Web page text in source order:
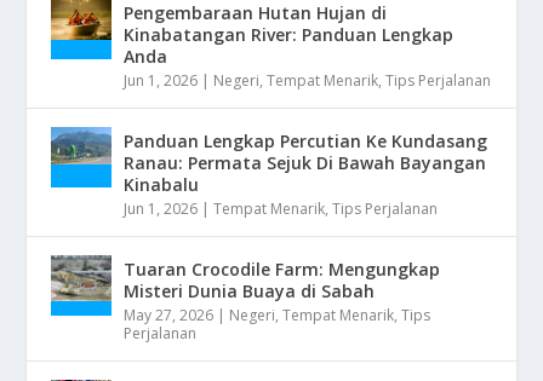
Pengembaraan Hutan Hujan di
Kinabatangan River: Panduan Lengkap
Anda
Jun 1, 2026 | Negeri,Tempat Menarik,Tips Perjalanan
Panduan Lengkap Percutian Ke Kundasang
Ranau: Permata Sejuk Di Bawah Bayangan
Kinabalu
Jun 1, 2026 |Tempat Menarik,Tips Perjalanan
Tuaran Crocodile Farm: Mengungkap
Misteri Dunia Buaya di Sabah
May 27, 2026 | Negeri,Tempat Menarik,Tips
Perjalanan